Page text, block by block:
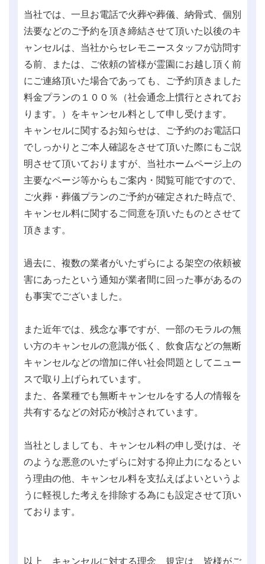
当社では、一旦お電話で火葬や葬儀、納骨式、個別
法要などのご予約を頂き締結させて頂いた以後のキ
ャンセルは、当社からセレモニースタッフが訪問す
る前、または、ご依頼の皆様が霊園にお越し頂く前
にご連絡頂いた場合であっても、ご予約頂きました
料金プランの１００％（社会通念上慣行とされてお
ります。）をキャンセル料として申し受けます。
キャンセルに関するお知らせは、ご予約のお電話口
でしっかりとご本人確認をさせて頂いた際にもご説
明させて頂いておりますが、当社ホームページ上の
主要なページ等からもご案内・閲覧可能ですので、
ご火葬・葬儀プランのご予約が確定された時点で、
キャンセル料に関するご同意を頂いたものとさせて
頂きます。
過去に、複数の業者がいたずらによる架空の依頼被
害にあったという通知が業者間に回った事があるの
も事実でございました。
また近年では、残念な事ですが、一部のモラルの無
い方のキャンセルの意識が低く、飲食店などの無断
キャンセルなどの増加に伴い社会問題としてニュー
スで取り上げられています。
また、各業種でも無断キャンセルをする人の情報を
共有するなどの対応が検討されています。
当社としましても、キャンセル料の申し受けは、そ
のような悪意のいたずらに対する抑止力になるとい
う理由の他、キャンセル料を支払えばよいというよ
うに軽視した考えを排除する為にも設定させて頂い
ております。
以上、キャンセルに対する理念、規定は、皆様がご